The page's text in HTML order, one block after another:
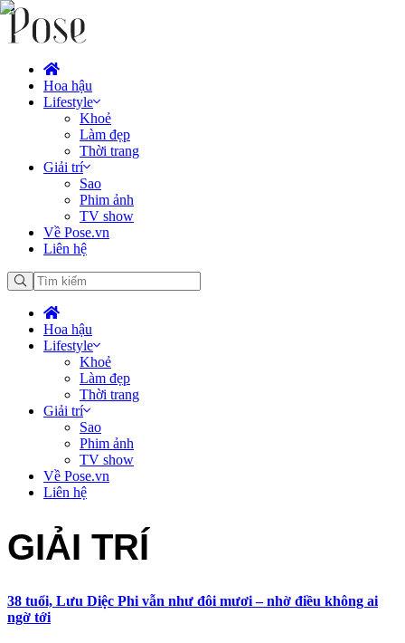
Hoa hậu
Lifestyle
Khoẻ
Làm đẹp
Thời trang
Giải trí
Sao
Phim ảnh
TV show
Về Pose.vn
Liên hệ
Hoa hậu
Lifestyle
Khoẻ
Làm đẹp
Thời trang
Giải trí
Sao
Phim ảnh
TV show
Về Pose.vn
Liên hệ
GIẢI TRÍ
38 tuổi, Lưu Diệc Phi vẫn như đôi mươi – nhờ điều không ai
ngờ tới